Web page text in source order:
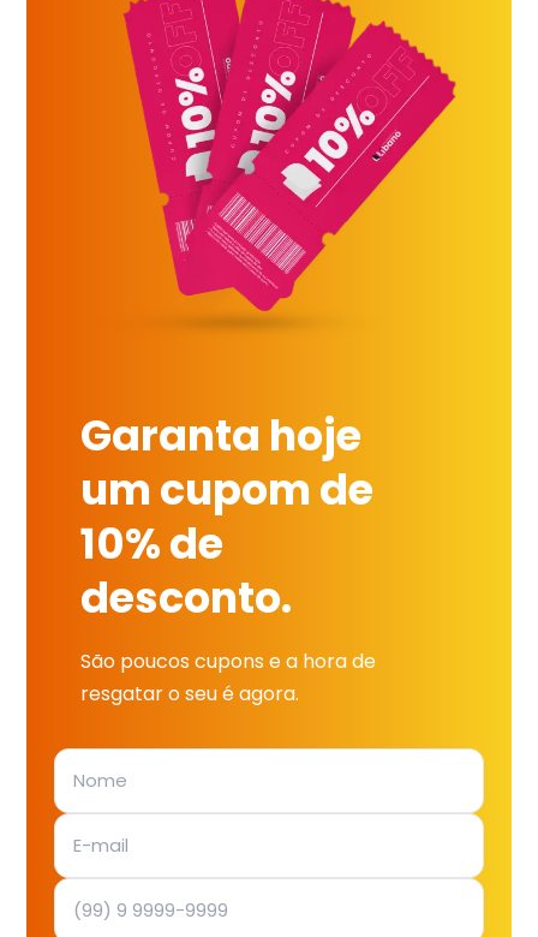
Garanta hoje
um cupom de
10% de
desconto.
São poucos cupons e a hora de
resgatar o seu é agora.